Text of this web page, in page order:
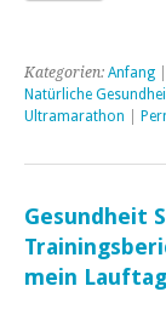
Kategorien: Anfang
Natürliche
Ultramarathon
Gesundheit
mein